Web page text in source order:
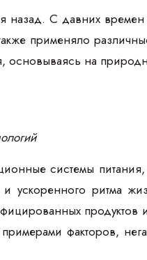
назад. С давних
применяло
на
системы
ускоренного ритма
факторов,